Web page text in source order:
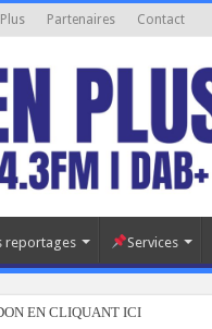
Partenaires Contact
reportages Services
EN CLIQUANT ICI